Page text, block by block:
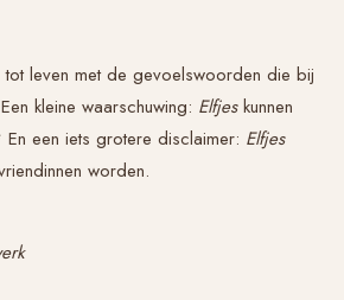
leven met de gevoelswoorden die bij
kleine waarschuwing: Elfjeskunnen
een iets grotere disclaimer: Elfjes
worden.